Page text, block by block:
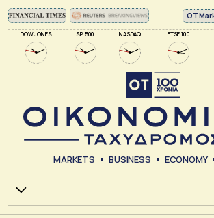
DOW JONES SP 500 NASDAQ FTSE 100
ΟΤ
MARKETS BUSINESS ECONOMY
Χ.Α.